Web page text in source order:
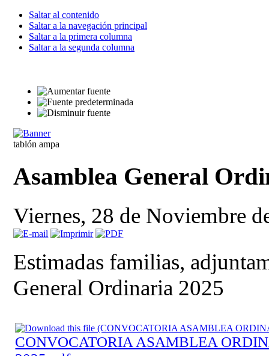
Saltar al contenido
Saltar a la navegación principal
Saltar a la primera columna
Saltar a la segunda columna
tablón ampa
Asamblea General
Viernes, 28 de Noviembre
Estimadas familias,
General Ordinaria 2025
CONVOCATORIA ASAMBLEA